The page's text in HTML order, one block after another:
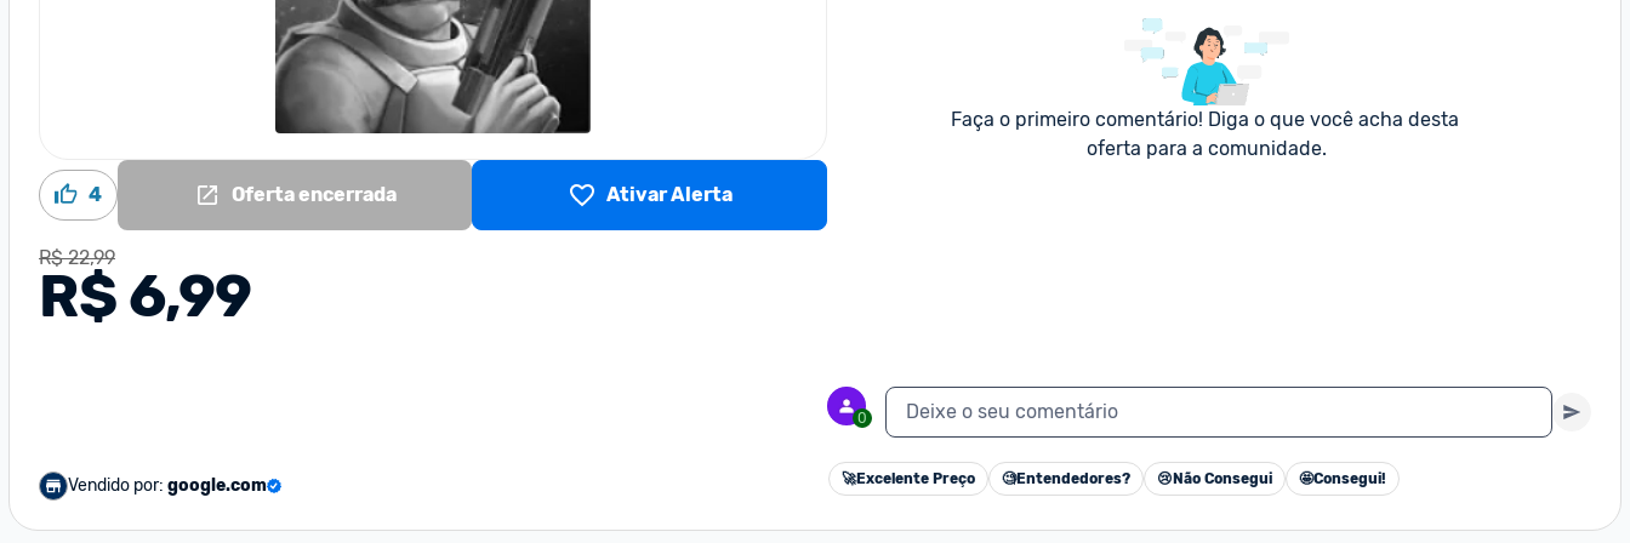
4 Oferta encerrada Ativar Alerta
R$ 22,99
R$ 6,99
Vendido por: google.com
Faça o primeiro comentário! Diga o que você acha desta
oferta para a comunidade.
0 Deixe o seu comentário
🚀Excelente Preço 🧐Entendedores? 😢 Não Consegui 🤩Consegui!